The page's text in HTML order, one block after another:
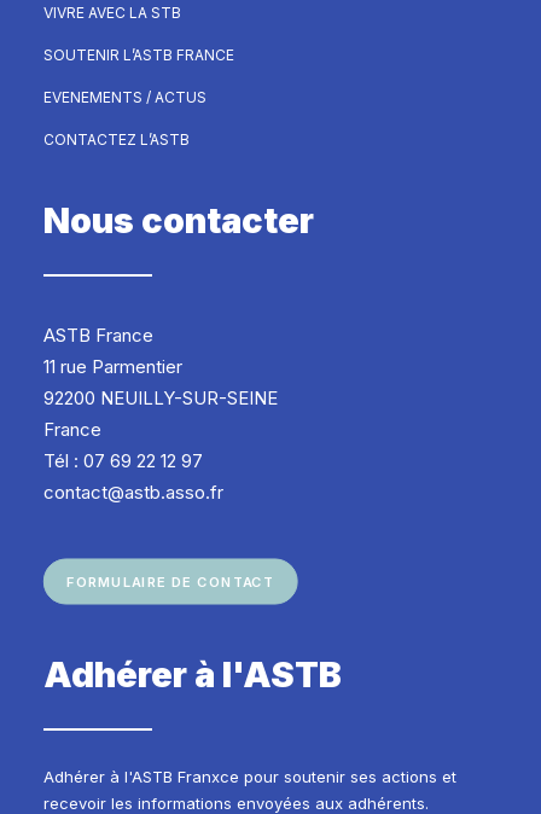
VIVRE AVEC LA STB
SOUTENIR L’ASTB FRANCE
EVENEMENTS / ACTUS
CONTACTEZ L’ASTB
Nous contacter
ASTB France
11 rue Parmentier
92200 NEUILLY-SUR-SEINE
France
Tél : 07 69 22 12 97
contact@astb.asso.fr
FORMULAIRE DE CONTACT
Adhérer à l'ASTB
Adhérer à l'ASTB Franxce pour soutenir ses actions et
recevoir les informations envoyées aux adhérents.